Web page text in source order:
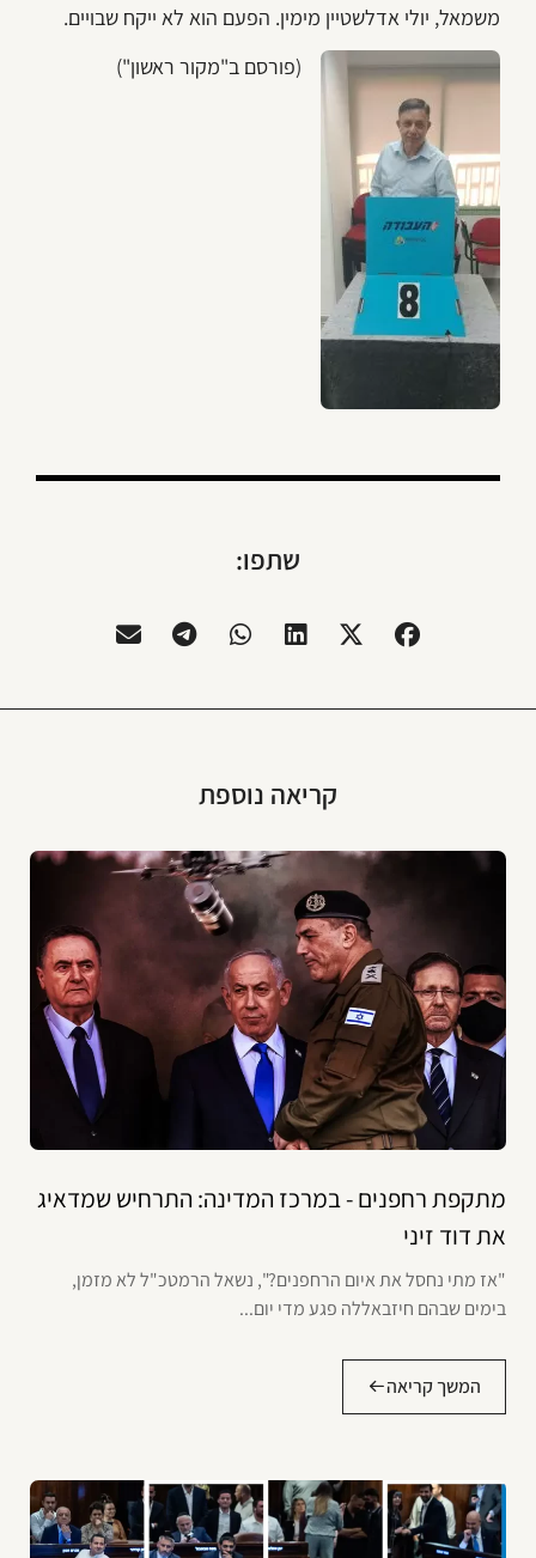
משמאל, יולי אדלשטיין מימין. הפעם הוא לא ייקח שבויים.
(פורסם ב"מקור ראשון")
שתפו:
קריאה נוספת
מתקפת רחפנים - במרכז המדינה: התרחיש שמדאיג
את דוד זיני
"אז מתי נחסל את איום הרחפנים?", נשאל הרמטכ"ל לא מזמן,
בימים שבהם חיזבאללה פגע מדי יום...
המשך קריאה